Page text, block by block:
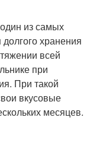
из самых
хранения
всей
при
При такой
вкусовые
месяцев.